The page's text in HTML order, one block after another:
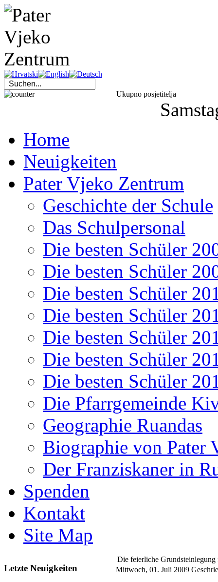
Ukupno posjetitelja
Home
Neuigkeiten
Pater Vjeko Zentrum
Geschichte der Schule
Das Schulpersonal
Die besten Schüler
Die besten Schüler
Die besten Schüler
Die besten Schüler
Die besten Schüler
Die besten Schüler
Die besten Schüler
Die Pfarrgemeinde
Geographie Ruandas
Biographie von Pater
Der Franziskaner in
Spenden
Kontakt
Site Map
Letzte Neuigkeiten
Die feierliche
Mittwoch, 01. Juli 2009